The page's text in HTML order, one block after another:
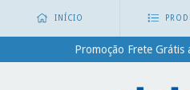
INÍCIO
Promoção Frete Grátis